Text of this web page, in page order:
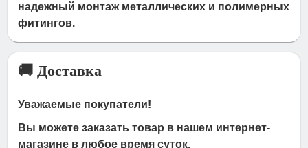
надежный монтаж металлических и полимерных
фитингов.
🚚 Доставка
Уважаемые покупатели!
Вы можете заказать товар в нашем интернет-
магазине в любое время суток.